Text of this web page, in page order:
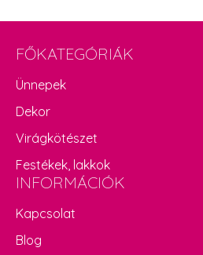
FŐKATEGÓRIÁK
Ünnepek
Dekor
Virágkötészet
Festékek, lakkok
INFORMÁCIÓK
Kapcsolat
Blog